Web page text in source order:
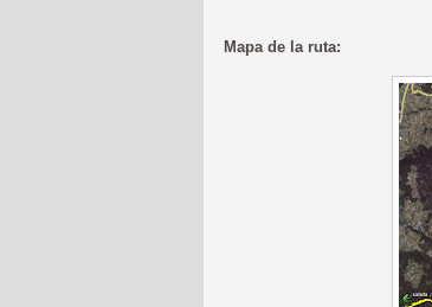
Mapa de la ruta: